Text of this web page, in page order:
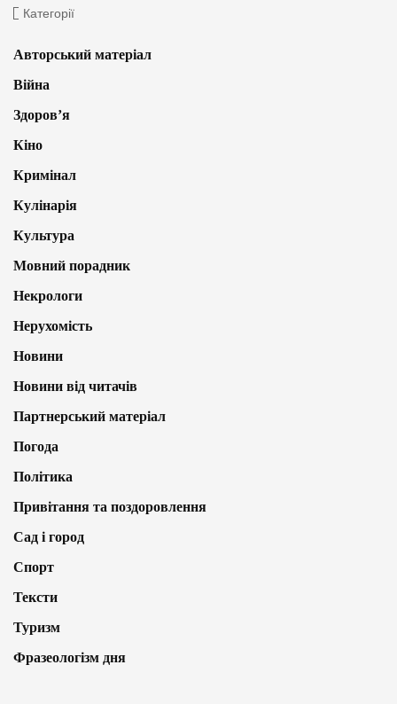
Категорії
Авторський матеріал
Війна
Здоров’я
Кіно
Кримінал
Кулінарія
Культура
Мовний порадник
Некрологи
Нерухомість
Новини
Новини від читачів
Партнерський матеріал
Погода
Політика
Привітання та поздоровлення
Сад і город
Спорт
Тексти
Туризм
Фразеологізм дня